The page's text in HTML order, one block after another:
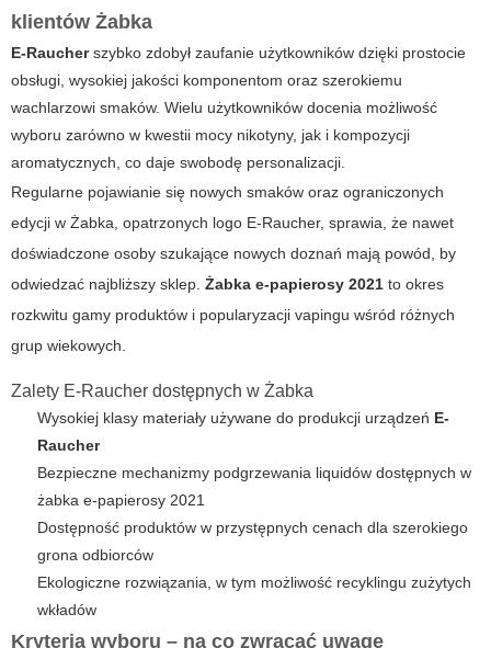
klientów Żabka
E-Raucherszybko zdobył zaufanie użytkowników dzięki prostocie
obsługi, wysokiej jakości komponentom oraz szerokiemu
wachlarzowi smaków. Wielu użytkowników docenia możliwość
wyboru zarówno w kwestii mocy nikotyny, jak i kompozycji
aromatycznych, co daje swobodę personalizacji.
Regularne pojawianie się nowych smaków oraz ograniczonych
edycji w Żabka, opatrzonych logo E-Raucher, sprawia, że nawet
doświadczone osoby szukające nowych doznań mają powód, by
odwiedzać najbliższy sklep. Żabka e-papierosy 2021 to okres
rozkwitu gamy produktów i popularyzacji vapingu wśród różnych
grup wiekowych.
Zalety E-Raucher dostępnych w Żabka
Wysokiej klasy materiały używane do produkcji urządzeń E-
Raucher
Bezpieczne mechanizmy podgrzewania liquidów dostępnych w
żabka e-papierosy 2021
Dostępność produktów w przystępnych cenach dla szerokiego
grona odbiorców
Ekologiczne rozwiązania, w tym możliwość recyklingu zużytych
wkładów
Kryteria wyboru – na co zwracać uwagę